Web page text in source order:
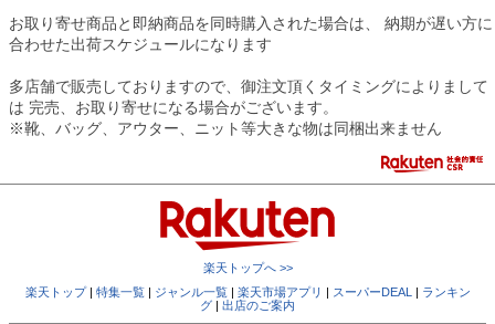
お取り寄せ商品と即納商品を同時購入された場合は、 納期が遅い方に
合わせた出荷スケジュールになります
多店舗で販売しておりますので、御注文頂くタイミングによりまして
は 完売、お取り寄せになる場合がございます。
※靴、バッグ、アウター、ニット等大きな物は同梱出来ません
楽天トップへ >>
楽天トップ| 特集一覧| ジャンル一覧| 楽天市場アプリ | スーパーDEAL | ランキン
グ | 出店のご案内